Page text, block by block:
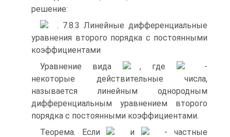
решение:
. 7.8.3 Линейные дифференциальные
уравнения второго порядка с постоянными
коэффициентами
Уравнение вида
, где
‑
некоторые действительные числа,
называется линейным однородным
дифференциальным уравнением второго
порядка с постоянными коэффициентами.
Теорема. Если
и ‑ частные